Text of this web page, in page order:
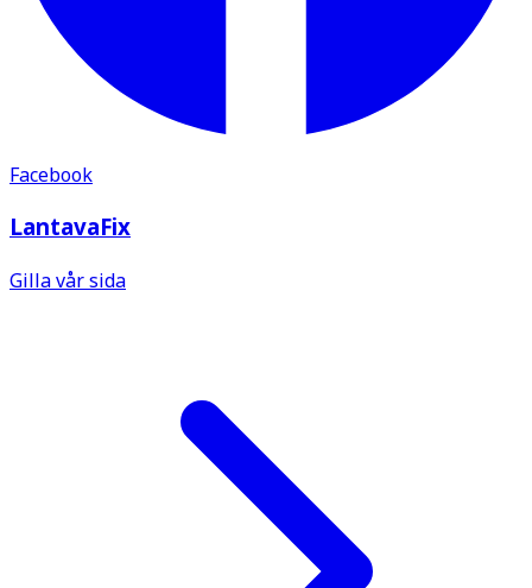
Facebook
LantavaFix
Gilla vår sida